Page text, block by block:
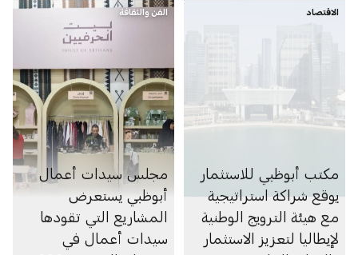
الاقتصاد
مكتب أبوظبي للاستثمار
يوقع شراكة استراتيجية
مع هيئة الترويج الوطنية
لإيطاليا لتعزيز الاستثمار
الفن والثقافة
مجلس سيدات أعمال
أبوظبي يستعرض
المشاريع التي تقودها
سيدات أعمال في